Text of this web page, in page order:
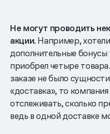
Не могут проводить
акции. Например,
дополнительные бонусы
приобрел четыре
заказе не было
«доставка», то
отслеживать, сколько
ведь в одной доставке